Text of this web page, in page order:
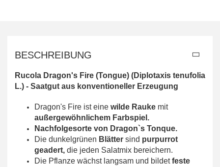
BESCHREIBUNG
Rucola Dragon's Fire (Tongue) (Diplotaxis tenufolia
L.) - Saatgut aus konventioneller Erzeugung
Dragon's Fire ist eine wilde Rauke mit
außergewöhnlichem Farbspiel.
Nachfolgesorte von Dragon`s Tonque.
Die dunkelgrünen Blätter sind purpurrot
geadert, die jeden Salatmix bereichern.
Die Pflanze wächst langsam und bildetfeste